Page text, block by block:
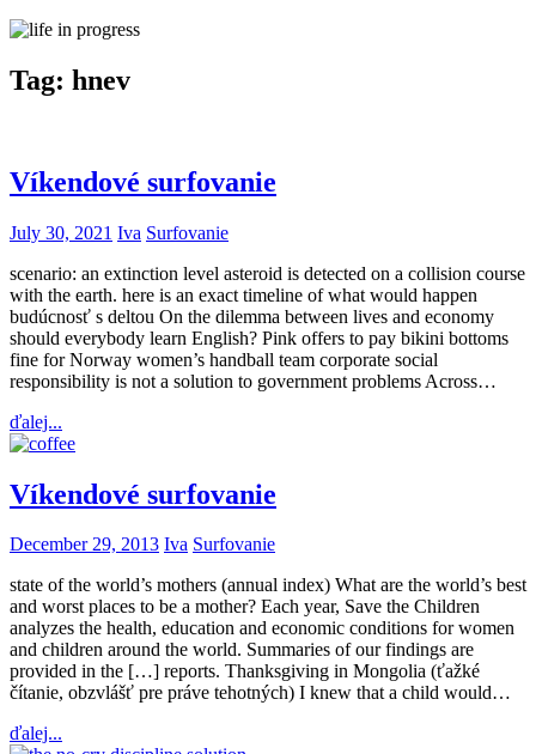
Tag: hnev
Víkendové surfovanie
July 30, 2021 Iva Surfovanie
scenario: an extinction level asteroid is detected on a collision course
with the earth. here is an exact timeline of what would happen
budúcnosť s deltou On the dilemma between lives and economy
should everybody learn English? Pink offers to pay bikini bottoms
fine for Norway women’s handball team corporate social
responsibility is not a solution to government problems Across…
ďalej...
Víkendové surfovanie
December 29, 2013 Iva Surfovanie
state of the world’s mothers (annual index) What are the world’s best
and worst places to be a mother? Each year, Save the Children
analyzes the health, education and economic conditions for women
and children around the world. Summaries of our findings are
provided in the […] reports. Thanksgiving in Mongolia (ťažké
čítanie, obzvlášť pre práve tehotných) I knew that a child would…
ďalej...